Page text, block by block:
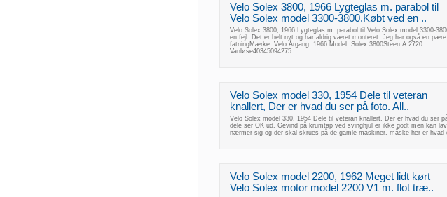
Velo Solex 3800, 1966 Lygteglas m. parabol til
Velo Solex model 3300-3800.Købt ved en ..
Velo Solex 3800, 1966 Lygteglas m. parabol til Velo Solex model 3300-
en fejl. Det er helt nyt og har aldrig været monteret. Jeg har også en
fatningMærke: Velo Årgang: 1966 Model: Solex 3800Steen A.2720
Vanløse40345094275
Velo Solex model 330, 1954 Dele til veteran
knallert, Der er hvad du ser på foto. All..
Velo Solex model 330, 1954 Dele til veteran knallert, Der er hvad du ser
dele ser OK ud. Gevind på krumtap ved svinghjul er ikke godt men kan
nærmer sig og der skal skrues på de gamle maskiner, måske her er hvad
Velo Solex model 2200, 1962 Meget lidt kørt
Velo Solex motor model 2200 V1 m. flot træ..